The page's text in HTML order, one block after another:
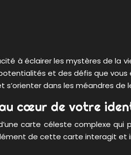
à éclairer les mystères de
et des défis que
dans les méandres de
cœur de votre
carte céleste complexe
de cette carte interagit